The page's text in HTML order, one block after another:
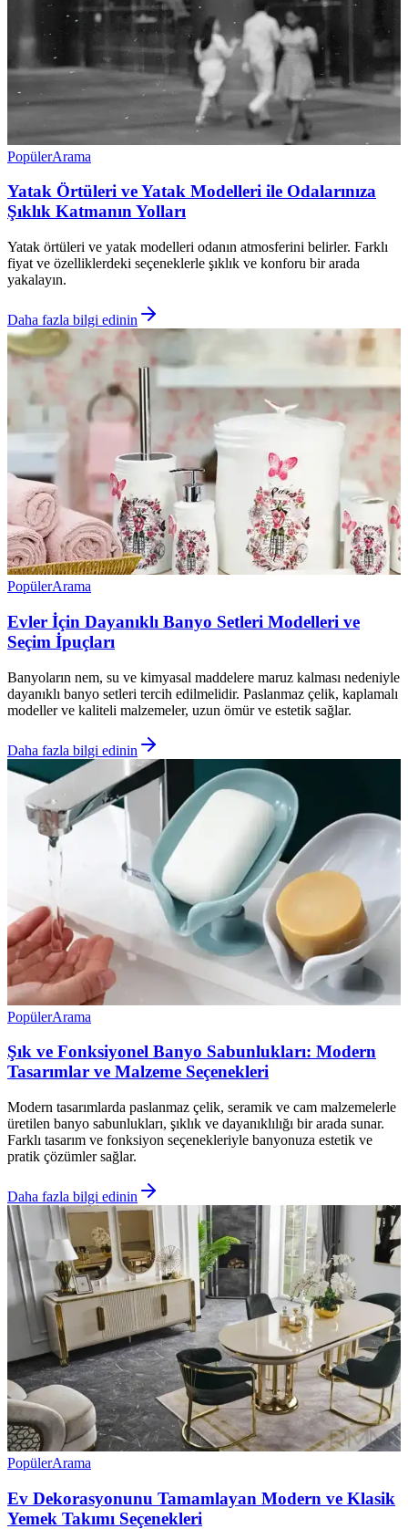
PopülerArama
Yatak Örtüleri ve Yatak Modelleri ile Odalarınıza
Şıklık Katmanın Yolları
Yatak örtüleri ve yatak modelleri odanın atmosferini belirler. Farklı
fiyat ve özelliklerdeki seçeneklerle şıklık ve konforu bir arada
yakalayın.
Daha fazla bilgi edinin
PopülerArama
Evler İçin Dayanıklı Banyo Setleri Modelleri ve
Seçim İpuçları
Banyoların nem, su ve kimyasal maddelere maruz kalması nedeniyle
dayanıklı banyo setleri tercih edilmelidir. Paslanmaz çelik, kaplamalı
modeller ve kaliteli malzemeler, uzun ömür ve estetik sağlar.
Daha fazla bilgi edinin
PopülerArama
Şık ve Fonksiyonel Banyo Sabunlukları: Modern
Tasarımlar ve Malzeme Seçenekleri
Modern tasarımlarda paslanmaz çelik, seramik ve cam malzemelerle
üretilen banyo sabunlukları, şıklık ve dayanıklılığı bir arada sunar.
Farklı tasarım ve fonksiyon seçenekleriyle banyonuza estetik ve
pratik çözümler sağlar.
Daha fazla bilgi edinin
PopülerArama
Ev Dekorasyonunu Tamamlayan Modern ve Klasik
Yemek Takımı Seçenekleri